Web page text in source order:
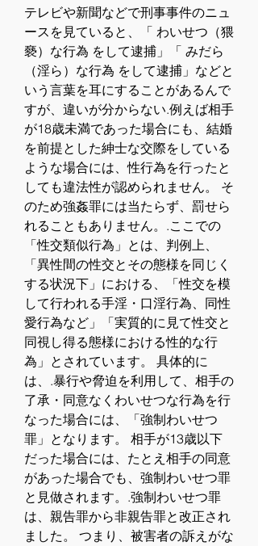
テレビや新聞などで刑事事件のニュ
ースを見ていると、「 わいせつ（猥
褻）な行為 をして逮捕」「 みだら
（淫ら）な行為 をして逮捕」などと
いう言葉を耳にすることがあるんで
すが、違いが分からない.例えば相手
が18歳未満であった場合にも、結婚
を前提とした紳士な交際をしている
ような場合には、性行為を行ったと
しても違法性が認められません。 そ
のため強姦罪には当たらず、罰せら
れることもありません。.ここでの
「性交類似行為」とは、判例上、
「異性間の性交とその態様を同じく
する状況下」における、「性交を模
して行われる手淫・口淫行為、同性
愛行為など」「実質的に見て性交と
同視し得る態様における性的な行
為」とされています。 具体的に
は、.暴行や脅迫を利用して、相手の
了承・同意なくわいせつな行為を行
なった場合には、「強制わいせつ
罪」となります。 相手が13歳以下
だった場合には、たとえ相手の同意
があった場合でも、強制わいせつ罪
と見做されます。.強制わいせつ罪
は、親告罪から非親告罪と改正され
ました。 つまり、被害者の訴えがな